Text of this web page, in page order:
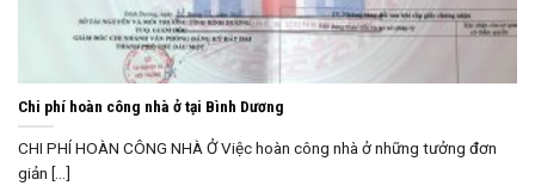
Chi phí hoàn công nhà ở tại Bình Dương
CHI PHÍ HOÀN CÔNG NHÀ Ở Việc hoàn công nhà ở những tưởng đơn
giản [...]